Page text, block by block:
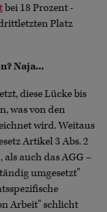
bei 18 Prozent -
Platz
Naja...
diese Lücke bis
was von den
wird. Weitaus
Artikel 3 Abs. 2
auch das AGG –
umgesetzt"
Arbeit" schlicht